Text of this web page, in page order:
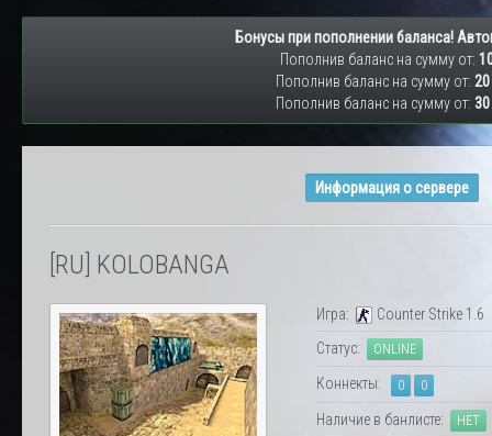
Бонусы при пополнении баланса!
Пополнив баланс на сумму от:
Пополнив баланс на сумму от:
Пополнив баланс на сумму от:
Информация о сервере
[RU] KOLOBANGA
Игра:
Counter Strike 1.6
Статус:
ONLINE
Коннекты: 0 0
Наличие в банлисте: НЕТ